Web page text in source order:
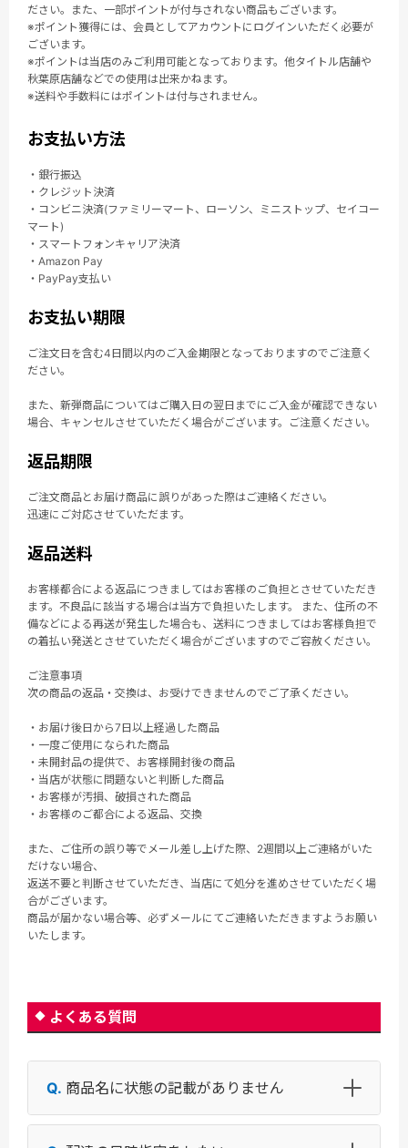
ださい。また、一部ポイントが付与されない商品もございます。
※ポイント獲得には、会員としてアカウントにログインいただく必要が
ございます。
※ポイントは当店のみご利用可能となっております。他タイトル店舗や
秋葉原店舗などでの使用は出来かねます。
※送料や手数料にはポイントは付与されません。
お支払い方法
・銀行振込
・クレジット決済
・コンビニ決済(ファミリーマート、ローソン、ミニストップ、セイコー
マート)
・スマートフォンキャリア決済
・Amazon Pay
・PayPay支払い
お支払い期限
ご注文日を含む4日間以内のご入金期限となっておりますのでご注意く
ださい。
また、新弾商品についてはご購入日の翌日までにご入金が確認できない
場合、キャンセルさせていただく場合がございます。ご注意ください。
返品期限
ご注文商品とお届け商品に誤りがあった際はご連絡ください。
迅速にご対応させていただます。
返品送料
お客様都合による返品につきましてはお客様のご負担とさせていただき
ます。不良品に該当する場合は当方で負担いたします。 また、住所の不
備などによる再送が発生した場合も、送料につきましてはお客様負担で
の着払い発送とさせていただく場合がございますのでご容赦ください。
ご注意事項
次の商品の返品・交換は、お受けできませんのでご了承ください。
・お届け後日から7日以上経過した商品
・一度ご使用になられた商品
・未開封品の提供で、お客様開封後の商品
・当店が状態に問題ないと判断した商品
・お客様が汚損、破損された商品
・お客様のご都合による返品、交換
また、ご住所の誤り等でメール差し上げた際、2週間以上ご連絡がいた
だけない場合、
返送不要と判断させていただき、当店にて処分を進めさせていただく場
合がございます。
商品が届かない場合等、必ずメールにてご連絡いただきますようお願い
いたします。
よくある質問
商品名に状態の記載がありません